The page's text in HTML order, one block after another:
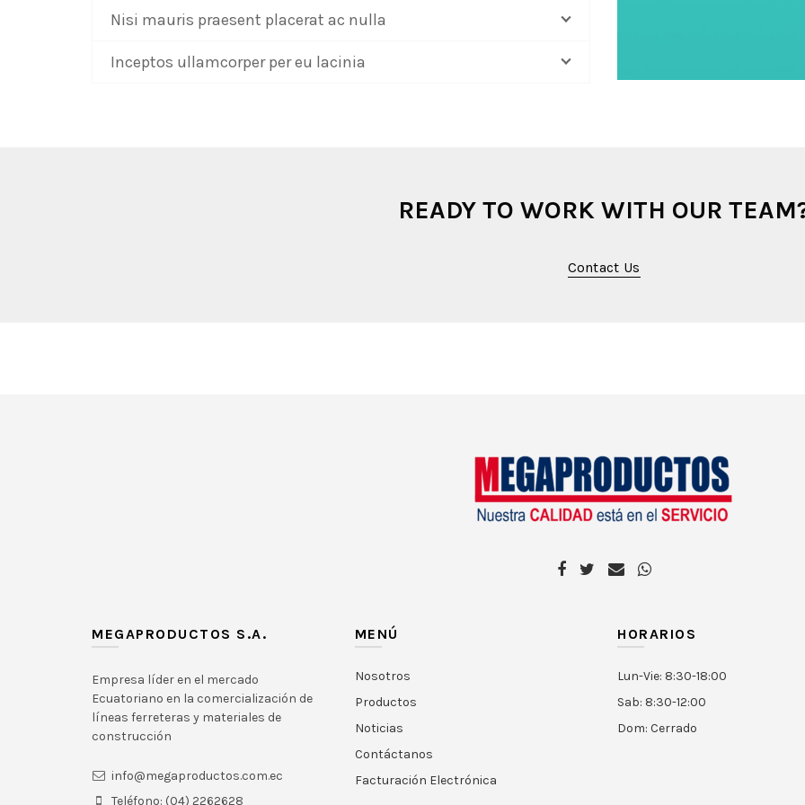
Nisi mauris praesent placerat ac nulla
Inceptos ullamcorper per eu lacinia
READY TO WORK WITH OUR
Contact Us
MEGAPRODUCTOS S.A.
Empresa líder en el mercado
Ecuatoriano en la comercialización de
líneas ferreteras y materiales de
construcción
info@megaproductos.com.ec
Teléfono: (04) 2262628
MENÚ
Nosotros
Productos
Noticias
Contáctanos
Facturación Electrónica
HORARIOS
Lun-Vie: 8:30-18:00
Sab: 8:30-12:00
Dom: Cerrado